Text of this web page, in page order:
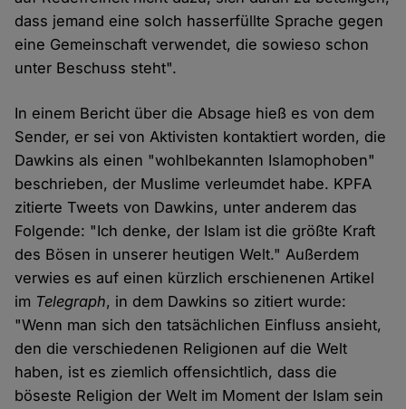
dass jemand eine solch hasserfüllte Sprache gegen
eine Gemeinschaft verwendet, die sowieso schon
unter Beschuss steht".
In einem Bericht über die Absage hieß es von dem
Sender, er sei von Aktivisten kontaktiert worden, die
Dawkins als einen "wohlbekannten Islamophoben"
beschrieben, der Muslime verleumdet habe. KPFA
zitierte Tweets von Dawkins, unter anderem das
Folgende: "Ich denke, der Islam ist die größte Kraft
des Bösen in unserer heutigen Welt." Außerdem
verwies es auf einen kürzlich erschienenen Artikel
im Telegraph, in dem Dawkins so zitiert wurde:
"Wenn man sich den tatsächlichen Einfluss ansieht,
den die verschiedenen Religionen auf die Welt
haben, ist es ziemlich offensichtlich, dass die
böseste Religion der Welt im Moment der Islam sein